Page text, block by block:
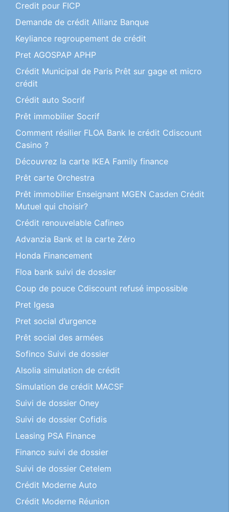
Credit pour FICP
Demande de crédit Allianz Banque
Keyliance regroupement de crédit
Pret AGOSPAP APHP
Crédit Municipal de Paris Prêt sur gage et micro
crédit
Crédit auto Socrif
Prêt immobilier Socrif
Comment résilier FLOA Bank le crédit Cdiscount
Casino ?
Découvrez la carte IKEA Family finance
Prêt carte Orchestra
Prêt immobilier Enseignant MGEN Casden Crédit
Mutuel qui choisir?
Crédit renouvelable Cafineo
Advanzia Bank et la carte Zéro
Honda Financement
Floa bank suivi de dossier
Coup de pouce Cdiscount refusé impossible
Pret Igesa
Pret social d’urgence
Prêt social des armées
Sofinco Suivi de dossier
Alsolia simulation de crédit
Simulation de crédit MACSF
Suivi de dossier Oney
Suivi de dossier Cofidis
Leasing PSA Finance
Financo suivi de dossier
Suivi de dossier Cetelem
Crédit Moderne Auto
Crédit Moderne Réunion